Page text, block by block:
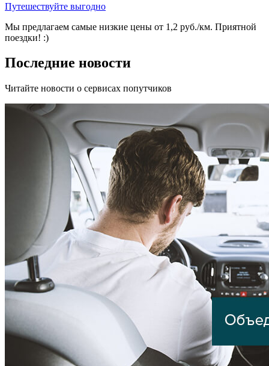
Путешествуйте выгодно
Мы предлагаем самые низкие цены от 1,2 руб./км. Приятной
поездки! :)
Последние новости
Читайте новости о сервисах попутчиков